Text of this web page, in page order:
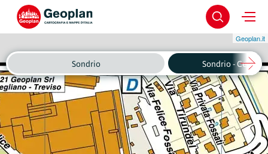
Geoplan.it
Sondrio Sondrio - Centro